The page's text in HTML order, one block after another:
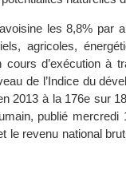
les 8,8% par
agricoles,
cours d’exécution à
de l’Indice du
2013 à la 176e sur
publié
le revenu national